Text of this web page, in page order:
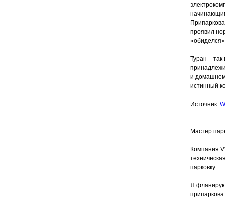
проявил
Туран –
и
истинный
Источник:
Мастер
Компания
парковку.
Я